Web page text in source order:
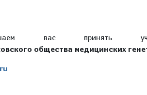
вас принять
общества медицинских